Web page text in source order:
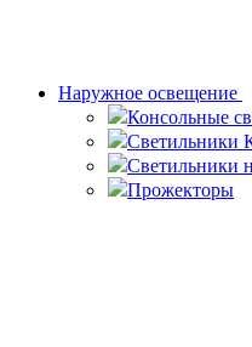
Наружное освещение
Консольные
Светильники
Светильники
Прожекторы